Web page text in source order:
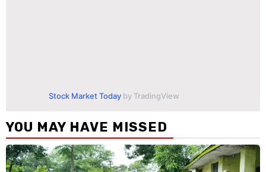
Stock Market Today by TradingView
YOU MAY HAVE MISSED